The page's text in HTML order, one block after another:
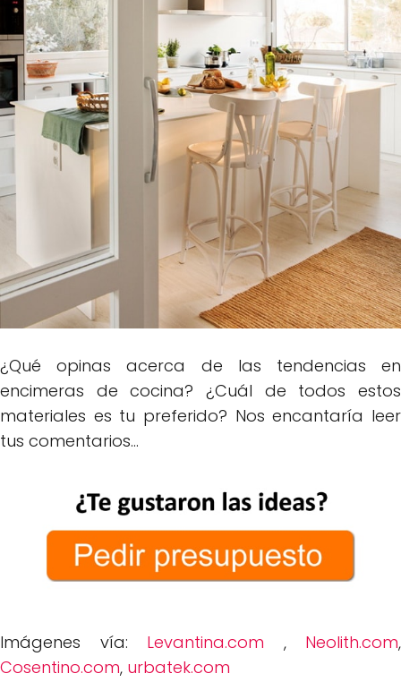
¿Qué opinas acerca de las tendencias en
encimeras de cocina? ¿Cuál de todos estos
materiales es tu preferido? Nos encantaría leer
tus comentarios...
Imágenes vía: Levantina.com , Neolith.com,
Cosentino.com, urbatek.com